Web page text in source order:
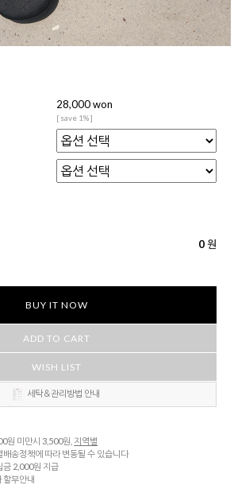
28,000 won
[ save 1% ]
0 원
BUY IT NOW
ADD TO CART
WISH LIST
세탁＆관리방법 안내
원 미만시 3,500원, 지역별
송정책에 따라 변동될 수 있습니다
금 2,000원 지급
할부안내